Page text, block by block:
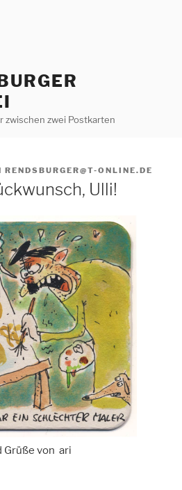
zwischen zwei Postkarten
RENDSBURGER@T-ONLINE.DE
Ulli!
Grüße von ari